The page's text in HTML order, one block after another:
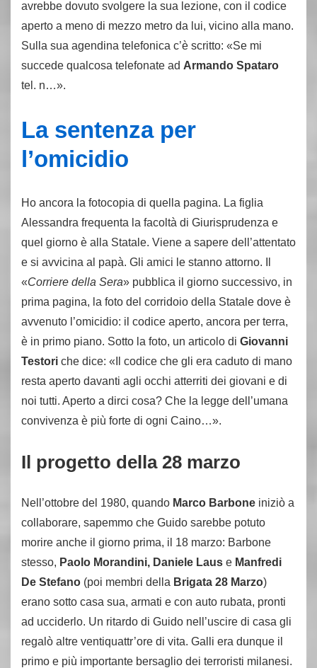
avrebbe dovuto svolgere la sua lezione, con il codice
aperto a meno di mezzo metro da lui, vicino alla mano.
Sulla sua agendina telefonica c’è scritto: «Se mi
succede qualcosa telefonate ad Armando Spataro
tel. n…».
La sentenza per
l’omicidio
Ho ancora la fotocopia di quella pagina. La figlia
Alessandra frequenta la facoltà di Giurisprudenza e
quel giorno è alla Statale. Viene a sapere dell’attentato
e si avvicina al papà. Gli amici le stanno attorno. Il
«Corriere della Sera» pubblica il giorno successivo, in
prima pagina, la foto del corridoio della Statale dove è
avvenuto l’omicidio: il codice aperto, ancora per terra,
è in primo piano. Sotto la foto, un articolo di Giovanni
Testori che dice: «Il codice che gli era caduto di mano
resta aperto davanti agli occhi atterriti dei giovani e di
noi tutti. Aperto a dirci cosa? Che la legge dell’umana
convivenza è più forte di ogni Caino…».
Il progetto della 28 marzo
Nell’ottobre del 1980, quando Marco Barbone iniziò a
collaborare, sapemmo che Guido sarebbe potuto
morire anche il giorno prima, il 18 marzo: Barbone
stesso, Paolo Morandini, Daniele Laus e Manfredi
De Stefano (poi membri della Brigata 28 Marzo)
erano sotto casa sua, armati e con auto rubata, pronti
ad ucciderlo. Un ritardo di Guido nell’uscire di casa gli
regalò altre ventiquattr’ore di vita. Galli era dunque il
primo e più importante bersaglio dei terroristi milanesi.